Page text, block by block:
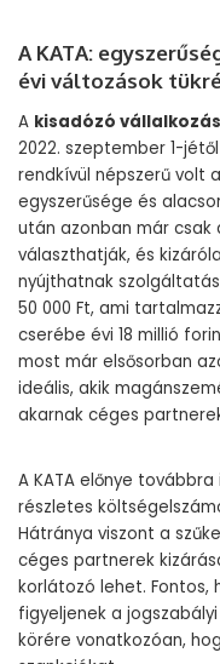
A KATA:
évi változások
A kisadózó
2022. szeptember 1-
rendkívül népszerű volt
egyszerűsége és
után azonban már csak
választhatják, és
nyújthatnak
50 000 Ft, ami
cserébe évi 18 millió
most már elsősorban
ideális, akik
akarnak céges
A KATA előnye
részletes
Hátránya viszont a
céges partnerek
korlátozó lehet. Fontos,
figyeljenek a
körére vonatkozóan,